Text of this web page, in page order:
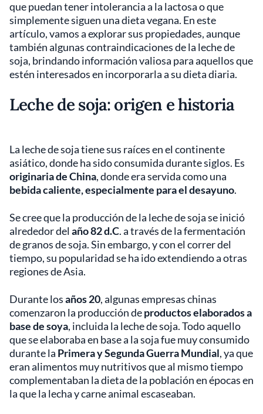
que puedan tener intolerancia a la lactosa o que
simplemente siguen una dieta vegana. En este
artículo, vamos a explorar sus propiedades, aunque
también algunas contraindicaciones de la leche de
soja, brindando información valiosa para aquellos que
estén interesados en incorporarla a su dieta diaria.
Leche de soja: origen e historia
La leche de soja tiene sus raíces en el continente
asiático, donde ha sido consumida durante siglos. Es
originaria de China, donde era servida como una
bebida caliente, especialmente para el desayuno.
Se cree que la producción de la leche de soja se inició
alrededor del año 82 d.C. a través de la fermentación
de granos de soja. Sin embargo, y con el correr del
tiempo, su popularidad se ha ido extendiendo a otras
regiones de Asia.
Durante losaños 20, algunas empresas chinas
comenzaron la producción deproductos elaborados a
base de soya, incluida la leche de soja. Todo aquello
que se elaboraba en base a la soja fue muy consumido
durante la Primera y Segunda Guerra Mundial, ya que
eran alimentos muy nutritivos que al mismo tiempo
complementaban la dieta de la población en épocas en
la que la lecha y carne animal escaseaban.